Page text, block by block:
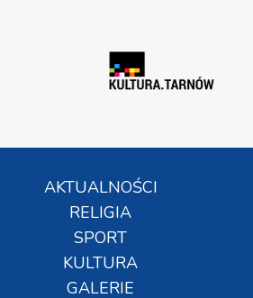
AKTUALNOŚCI
RELIGIA
SPORT
KULTURA
GALERIE